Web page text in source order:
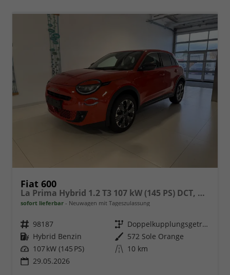
Fiat 600
La Prima Hybrid 1.2 T3 107 kW (145 PS) DCT, Winterpaket, Dolce Vita Paket, Ledersitze Canneloni, Chrom Akzente, Klimaautomatik, Einparkhilfe hinten, LED-Scheinwerfer, Volldigitales Kombiinstrument, Fernlichtassistent, uvm.
sofort lieferbar Neuwagen mit Tageszulassung
Fahrzeugnr. 98187 Getriebe
Doppelkupplungsgetriebe (DSG)
Kraftstoff Hybrid Benzin Außenfarbe 572 Sole Orange
Leistung 107 kW (145 PS) Kilometerstand 10 km
29.05.2026